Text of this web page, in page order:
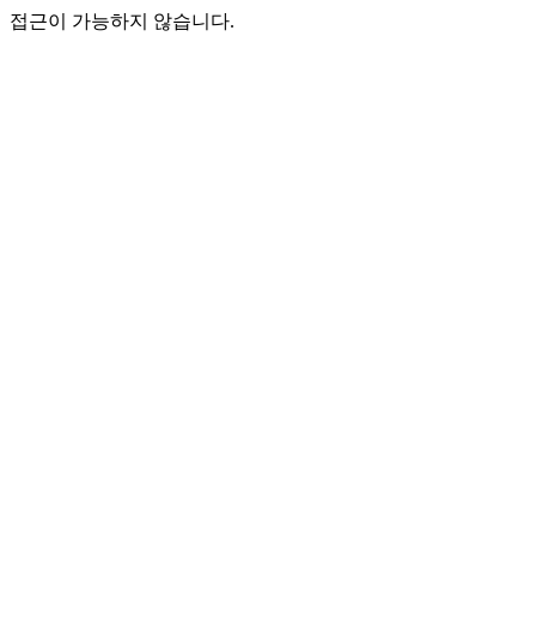
접근이 가능하지 않습니다.